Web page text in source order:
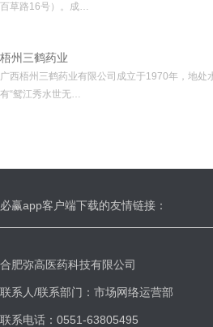
百草路16号）。成…
梧州三鹤药业
广西梧州三鹤药业有限公司成立于1970年，地处
有“鸳江秀水世无…
必赢app客户端下载的友情链接：
合肥弥高医药科技有限公司
联系人/联系部门：市场网络运营部
联系电话：0551-63805495